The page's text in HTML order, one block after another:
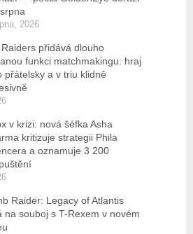
2026
přidává dlouho
funkci matchmakingu: hraj
přátelsky a v triu klidně
v krizi: nová šéfka Asha
kritizuje strategii Phila
a oznamuje 3 200
Raider: Legacy of Atlantis
na souboj s T-Rexem v novém